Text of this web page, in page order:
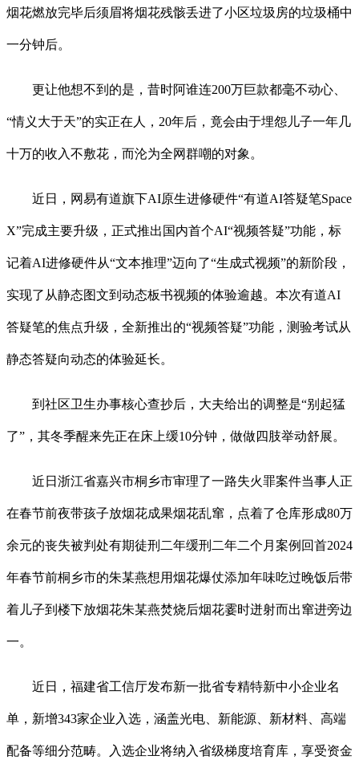
烟花燃放完毕后须眉将烟花残骸丢进了小区垃圾房的垃圾桶中
一分钟后。
更让他想不到的是，昔时阿谁连200万巨款都毫不动心、
“情义大于天”的实正在人，20年后，竟会由于埋怨儿子一年几
十万的收入不敷花，而沦为全网群嘲的对象。
近日，网易有道旗下AI原生进修硬件“有道AI答疑笔Space
X”完成主要升级，正式推出国内首个AI“视频答疑”功能，标
记着AI进修硬件从“文本推理”迈向了“生成式视频”的新阶段，
实现了从静态图文到动态板书视频的体验逾越。本次有道AI
答疑笔的焦点升级，全新推出的“视频答疑”功能，测验考试从
静态答疑向动态的体验延长。
到社区卫生办事核心查抄后，大夫给出的调整是“别起猛
了”，其冬季醒来先正在床上缓10分钟，做做四肢举动舒展。
近日浙江省嘉兴市桐乡市审理了一路失火罪案件当事人正
在春节前夜带孩子放烟花成果烟花乱窜，点着了仓库形成80万
余元的丧失被判处有期徒刑二年缓刑二年二个月案例回首2024
年春节前桐乡市的朱某燕想用烟花爆仗添加年味吃过晚饭后带
着儿子到楼下放烟花朱某燕焚烧后烟花霎时迸射而出窜进旁边
一。
近日，福建省工信厅发布新一批省专精特新中小企业名
单，新增343家企业入选，涵盖光电、新能源、新材料、高端
配备等细分范畴。入选企业将纳入省级梯度培育库，享受资金